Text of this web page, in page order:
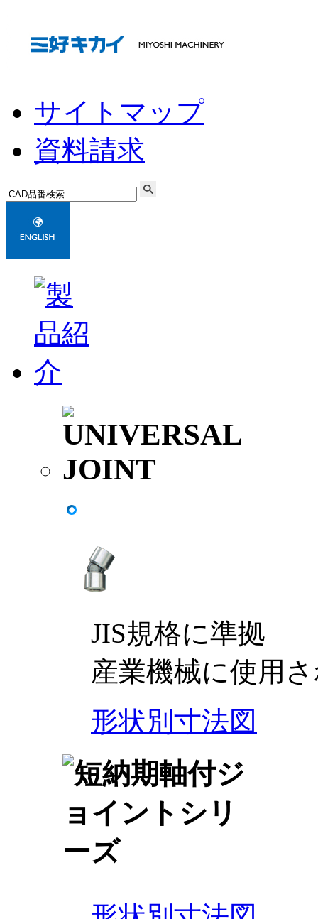
サイトマップ
資料請求
JIS規格に準拠
産業機械に使用
形状別寸法図